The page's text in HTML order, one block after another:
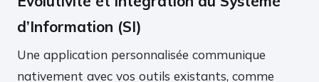
d’Information (SI)
Une application personnalisée communique
nativement avec vos outils existants, comme